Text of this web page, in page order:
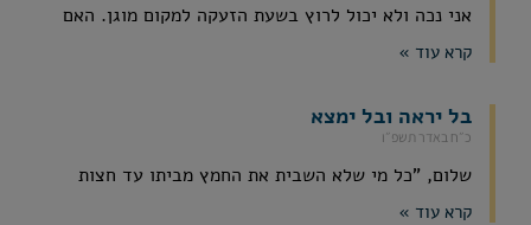
אני נכה ולא יכול לרוץ בשעת הזעקה למקום מוגן. האם
קרא עוד »
בל יראה ובל ימצא
כ״ח באדר תשפ״ו
שלום, "כל מי שלא השבית את החמץ מביתו עד חצות
קרא עוד »